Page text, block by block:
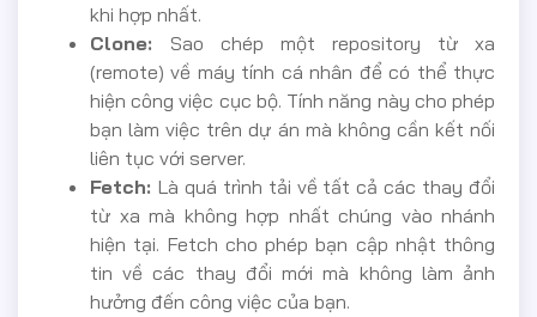
khi hợp nhất.
Clone: Sao chép một repository từ xa
(remote) về máy tính cá nhân để có thể thực
hiện công việc cục bộ. Tính năng này cho phép
bạn làm việc trên dự án mà không cần kết nối
liên tục với server.
Fetch: Là quá trình tải về tất cả các thay đổi
từ xa mà không hợp nhất chúng vào nhánh
hiện tại. Fetch cho phép bạn cập nhật thông
tin về các thay đổi mới mà không làm ảnh
hưởng đến công việc của bạn.